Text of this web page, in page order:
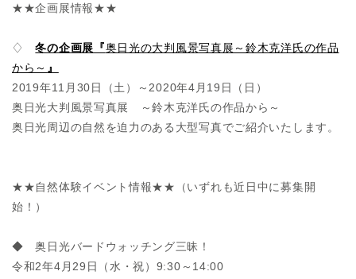
★★企画展情報★★
♢冬の企画展『奥日光の大判風景写真展～鈴木克洋氏の作品
から～ 』
2019年11月30日（土）～2020年4月19日（日）
奥日光大判風景写真展 ～鈴木克洋氏の作品から～
奥日光周辺の自然を迫力のある大型写真でご紹介いたします。
★★自然体験イベント情報★★（いずれも近日中に募集開
始！）
◆ 奥日光バードウォッチング三昧！
令和2年4月29日（水・祝）9:30～14:00